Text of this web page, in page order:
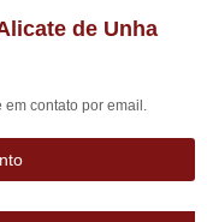
de Unha
em contato por email.